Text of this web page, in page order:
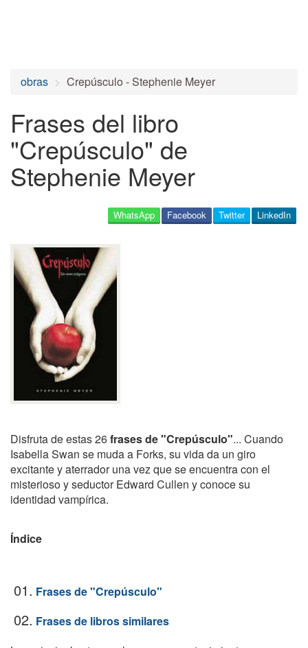
obras Crepúsculo - Stephenie Meyer
Frases del libro
"Crepúsculo" de
Stephenie Meyer
LinkedIn
Twitter
Facebook
WhatsApp
Disfruta de estas 26frases de "Crepúsculo"... Cuando
Isabella Swan se muda a Forks, su vida da un giro
excitante y aterrador una vez que se encuentra con el
misterioso y seductor Edward Cullen y conoce su
identidad vampírica.
Índice
01. Frases de "Crepúsculo"
02. Frases de libros similares